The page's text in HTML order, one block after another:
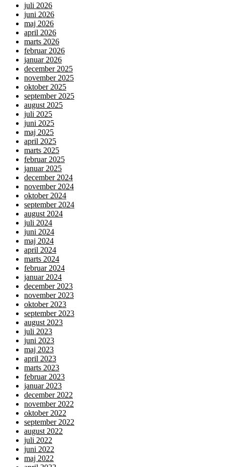
juli 2026
juni 2026
maj 2026
april 2026
marts 2026
februar 2026
januar 2026
december 2025
november 2025
oktober 2025
september 2025
august 2025
juli 2025
juni 2025
maj 2025
april 2025
marts 2025
februar 2025
januar 2025
december 2024
november 2024
oktober 2024
september 2024
august 2024
juli 2024
juni 2024
maj 2024
april 2024
marts 2024
februar 2024
januar 2024
december 2023
november 2023
oktober 2023
september 2023
august 2023
juli 2023
juni 2023
maj 2023
april 2023
marts 2023
februar 2023
januar 2023
december 2022
november 2022
oktober 2022
september 2022
august 2022
juli 2022
juni 2022
maj 2022